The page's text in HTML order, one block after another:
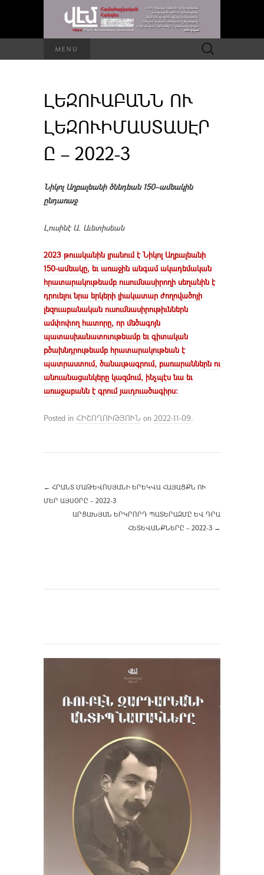
MENU Որոնել՝
ԼԵԶՈՒԱԲԱՆՆ ՈՒ
ԼԵԶՈՒԻՄԱՍՏԱՍԷՐ
Ը – 2022-3
Նիկոլ Աղբալեանի ծննդեան 150–ամեակին
ընդառաջ
Լուսինէ Ա. Աւետիսեան
2023 թուականին լրանում է Նիկոլ Աղբալեանի
150-ամեակը, եւ առաջին անգամ ակադեմական
հրատարակութեամբ ուսումնասիրողի սեղանին է
դրուելու նրա երկերի լիակատար ժողովածոյի
լեզուաբանական ուսումնասիրութիւններն
ամփոփող հատորը, որ մեծագոյն
պատասխանատուութեամբ եւ գիտական
բծախնդրութեամբ հրատարակութեան է
պատրաստում, ծանաւթագրում, բառարաններն ու
անուանացանկերը կազմում, ինչպէս նա եւ
առաջաբանն է գրում յաւդուածագիրս։
Posted in ՀԻՇՈՂՈՒԹՅՈՒՆ on 2022-11-09.
← ՀՐԱՆՏ ՄԱԹԵՎՈՍՅԱՆԻ ԵՐԵԿՎԱ ՀԱՅԱՑՔՆ ՈՒ
ՄԵՐ ԱՅՍՕՐԸ – 2022-3
ԱՐՑԱԽՅԱՆ ԵՐԿՐՈՐԴ ՊԱՏԵՐԱԶՄԸ ԵՎ ԴՐԱ
ՀԵՏԵՎԱՆՔՆԵՐԸ – 2022-3 →